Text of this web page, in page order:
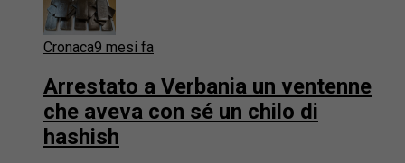
Cronaca9 mesi fa
Arrestato a Verbania un ventenne
che aveva con sé un chilo di
hashish